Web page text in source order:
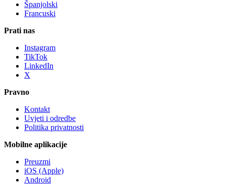
Španjolski
Francuski
Prati nas
Instagram
TikTok
LinkedIn
X
Pravno
Kontakt
Uvjeti i odredbe
Politika privatnosti
Mobilne aplikacije
Preuzmi
iOS (Apple)
Android